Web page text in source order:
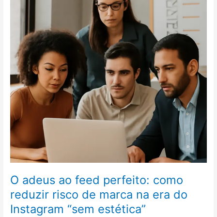
risco
provar
ROI
nas
redes
sociais
sem
cair
em
métricas
de
vaidade
O adeus ao feed perfeito: como
reduzir risco de marca na era do
Instagram “sem estética”